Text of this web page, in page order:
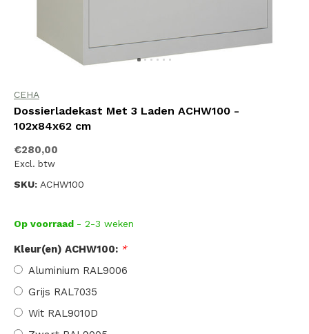
CEHA
Dossierladekast Met 3 Laden ACHW100 -
102x84x62 cm
€280,00
Excl. btw
SKU: ACHW100
Op voorraad - 2-3 weken
Kleur(en) ACHW100: *
Aluminium RAL9006
Grijs RAL7035
Wit RAL9010D